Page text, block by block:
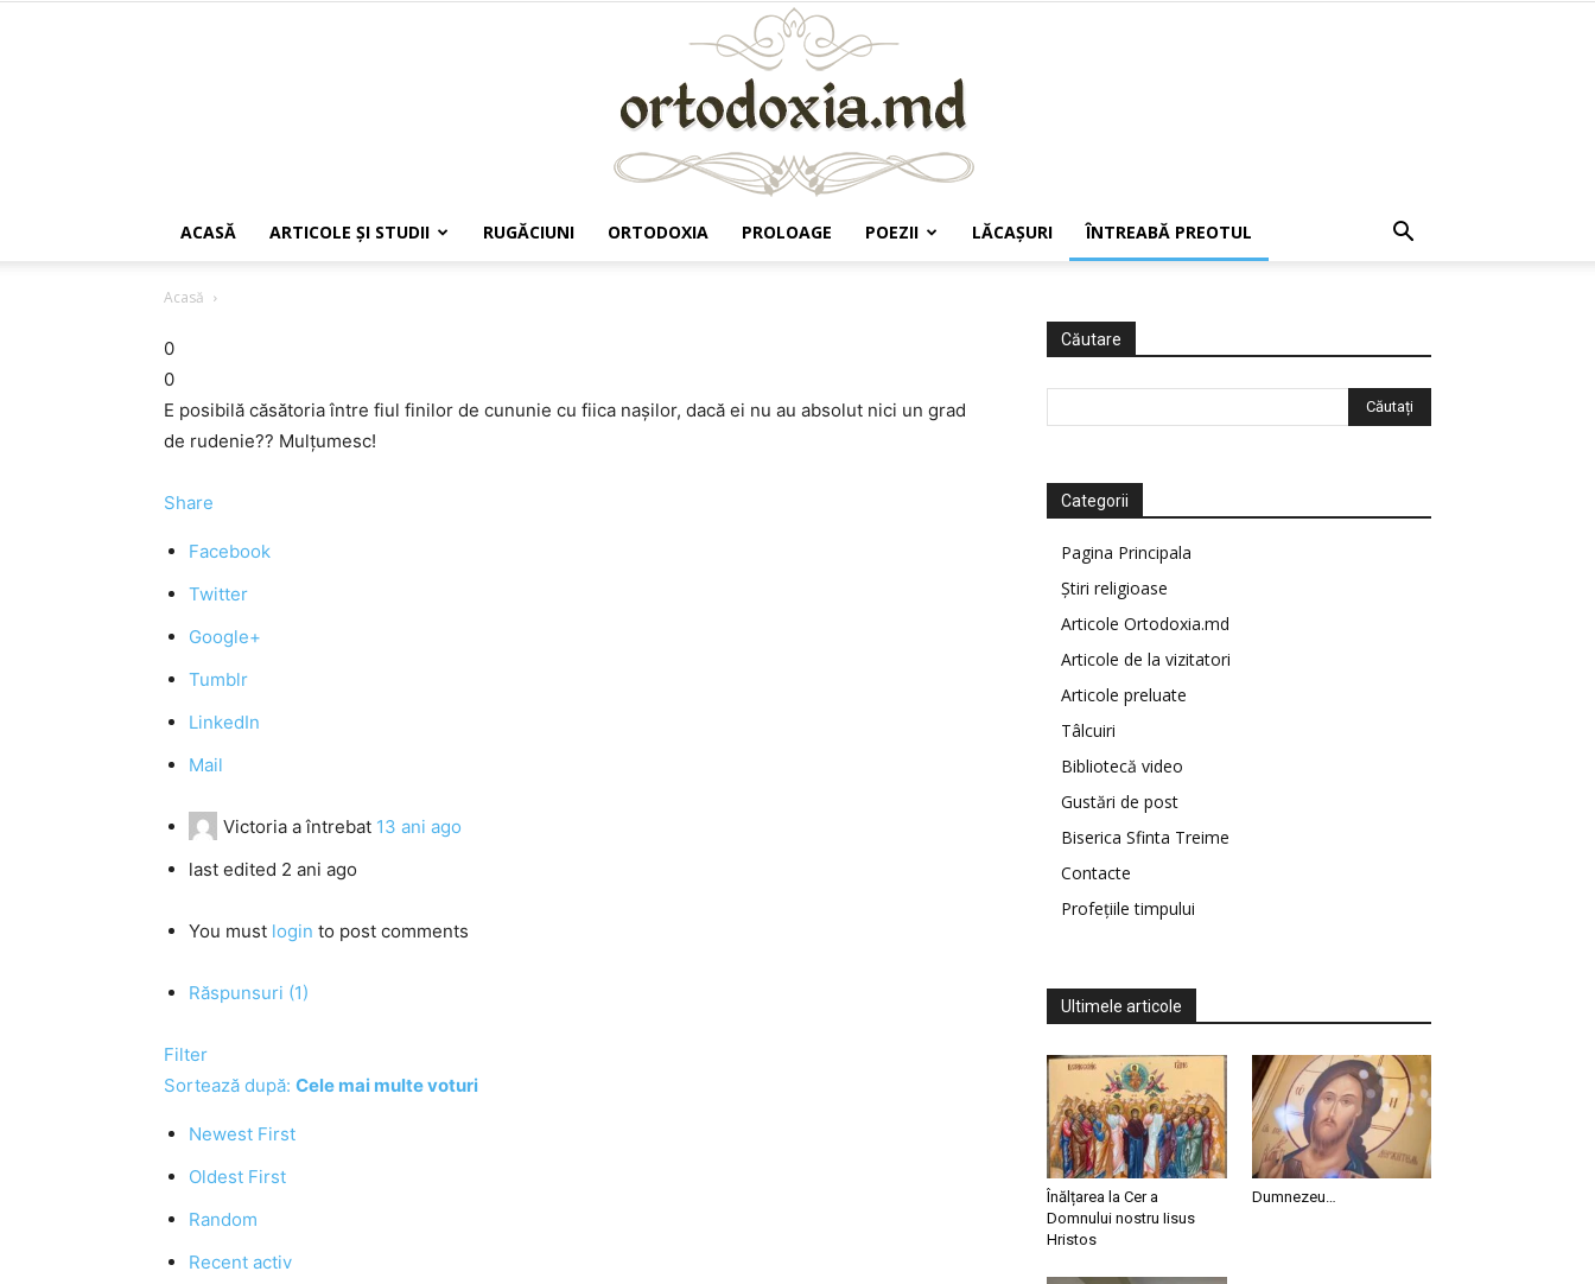
ACASĂ ARTICOLE ŞI STUDII RUGĂCIUNI ORTODOXIA PROLOAGE POEZII LĂCAŞURI ÎNTREABĂ PREOTUL
Acasă
0
0
E posibilă căsătoria între fiul finilor de cununie cu fiica nașilor, dacă ei nu au absolut nici un grad
de rudenie?? Mulțumesc!
Share
Facebook
Twitter
Google+
Tumblr
LinkedIn
Mail
Victoria a întrebat 13 ani ago
last edited 2 ani ago
You must login to post comments
Răspunsuri (1)
Filter
Sortează după: Cele mai multe voturi
Newest First
Oldest First
Random
Recent activ
Căutare
Categorii
Pagina Principala
Știri religioase
Articole Ortodoxia.md
Articole de la vizitatori
Articole preluate
Tâlcuiri
Bibliotecă video
Gustări de post
Biserica Sfinta Treime
Contacte
Profețiile timpului
Ultimele articole
Înălțarea la Cer a
Domnului nostru Iisus
Hristos
Dumnezeu…